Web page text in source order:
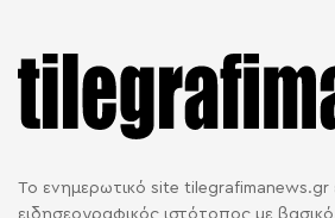
Το ενημερωτικό site tilegrafimanews.gr
ειδησεογραφικός ιστότοπος με βασικό